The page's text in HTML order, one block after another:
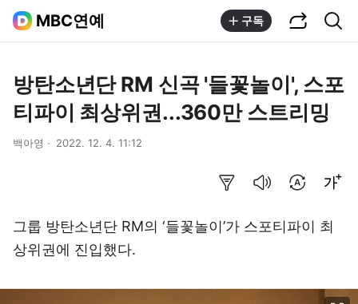
MBC연예 구독
방탄소년단 RM 신곡 '들꽃놀이', 스포
티파이 최상위권...360만 스트리밍
백아영 2022. 12. 4. 11:12
그룹 방탄소년단 RM의 ‘들꽃놀이’가 스포티파이 최
상위권에 진입했다.